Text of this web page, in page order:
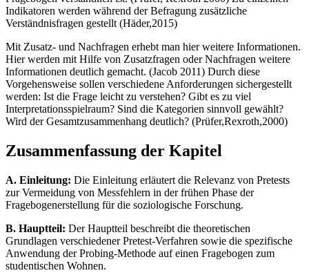
Indikatoren werden während der Befragung zusätzliche
Verständnisfragen gestellt (Häder,2015)
Mit Zusatz- und Nachfragen erhebt man hier weitere Informationen.
Hier werden mit Hilfe von Zusatzfragen oder Nachfragen weitere
Informationen deutlich gemacht. (Jacob 2011) Durch diese
Vorgehensweise sollen verschiedene Anforderungen sichergestellt
werden: Ist die Frage leicht zu verstehen? Gibt es zu viel
Interpretationsspielraum? Sind die Kategorien sinnvoll gewählt?
Wird der Gesamtzusammenhang deutlich? (Prüfer,Rexroth,2000)
Zusammenfassung der Kapitel
A. Einleitung: Die Einleitung erläutert die Relevanz von Pretests
zur Vermeidung von Messfehlern in der frühen Phase der
Fragebogenerstellung für die soziologische Forschung.
B. Hauptteil: Der Hauptteil beschreibt die theoretischen
Grundlagen verschiedener Pretest-Verfahren sowie die spezifische
Anwendung der Probing-Methode auf einen Fragebogen zum
studentischen Wohnen.